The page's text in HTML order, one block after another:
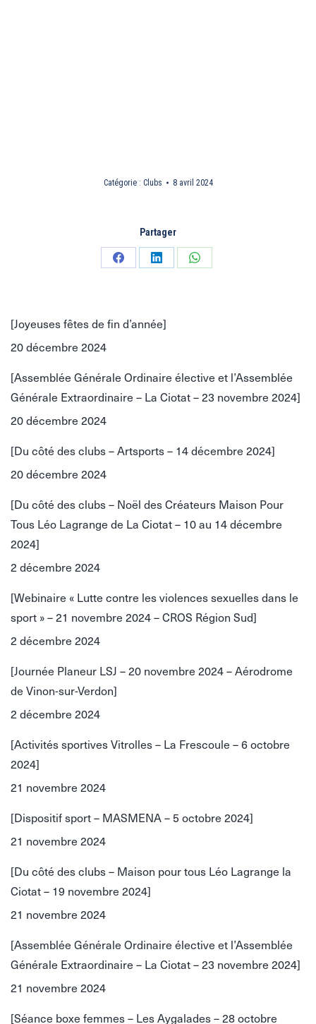
Catégorie : Clubs 8 avril 2024
Partager
PartagerPartagerPartager
[Joyeuses fêtes de fin d’année]
20 décembre 2024
[Assemblée Générale Ordinaire élective et l’Assemblée
Générale Extraordinaire – La Ciotat – 23 novembre 2024]
20 décembre 2024
[Du côté des clubs – Artsports – 14 décembre 2024]
20 décembre 2024
[Du côté des clubs – Noël des Créateurs Maison Pour
Tous Léo Lagrange de La Ciotat – 10 au 14 décembre
2024]
2 décembre 2024
[Webinaire « Lutte contre les violences sexuelles dans le
sport » – 21 novembre 2024 – CROS Région Sud]
2 décembre 2024
[Journée Planeur LSJ – 20 novembre 2024 – Aérodrome
de Vinon-sur-Verdon]
2 décembre 2024
[Activités sportives Vitrolles – La Frescoule – 6 octobre
2024]
21 novembre 2024
[Dispositif sport – MASMENA – 5 octobre 2024]
21 novembre 2024
[Du côté des clubs – Maison pour tous Léo Lagrange la
Ciotat – 19 novembre 2024]
21 novembre 2024
[Assemblée Générale Ordinaire élective et l’Assemblée
Générale Extraordinaire – La Ciotat – 23 novembre 2024]
21 novembre 2024
[Séance boxe femmes – Les Aygalades – 28 octobre